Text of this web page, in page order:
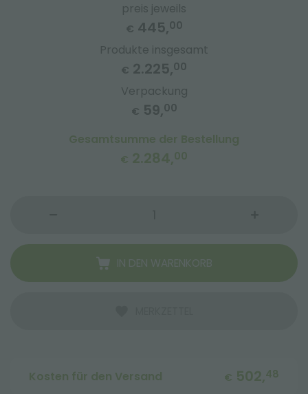
preis jeweils
€ 445,00
Produkte insgesamt
€ 2.225,00
Verpackung
€ 59,00
Gesamtsumme der Bestellung
€ 2.284,00
IN DEN WARENKORB
Kosten für den Versand € 502,48